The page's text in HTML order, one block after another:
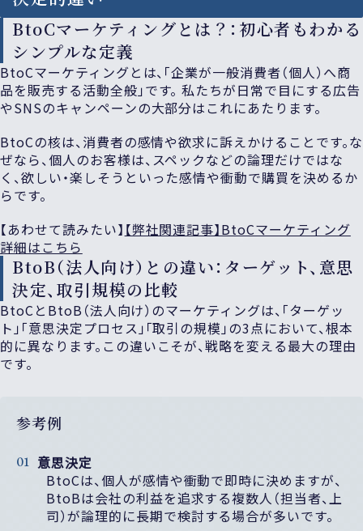
BtoCマーケティングとは？：初心者もわかる
シンプルな定義
BtoCマーケティングとは、「企業が一般消費者（個人）へ商
品を販売する活動全般」です。 私たちが日常で目にする広告
やSNSのキャンペーンの大部分はこれにあたります。
BtoCの核は、消費者の感情や欲求に訴えかけることです。な
ぜなら、個人のお客様は、スペックなどの論理だけではな
く、欲しい・楽しそうといった感情や衝動で購買を決めるか
らです。
【あわせて読みたい】 【弊社関連記事】BtoCマーケティング
詳細はこちら
BtoB（法人向け）との違い：ターゲット、意思
決定、取引規模の比較
BtoCとBtoB（法人向け）のマーケティングは、「ターゲッ
ト」「意思決定プロセス」「取引の規模」の3点において、根本
的に異なります。この違いこそが、戦略を変える最大の理由
です。
参考例
意思決定
BtoCは、個人が感情や衝動で即時に決めますが、
BtoBは会社の利益を追求する複数人（担当者、上
司）が論理的に長期で検討する場合が多いです。